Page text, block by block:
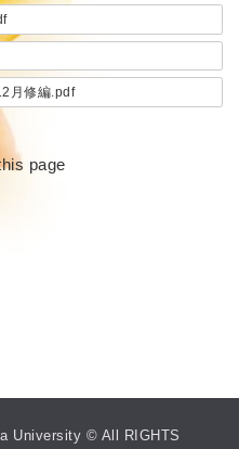
月修編.pdf
page
University © All RIGHTS